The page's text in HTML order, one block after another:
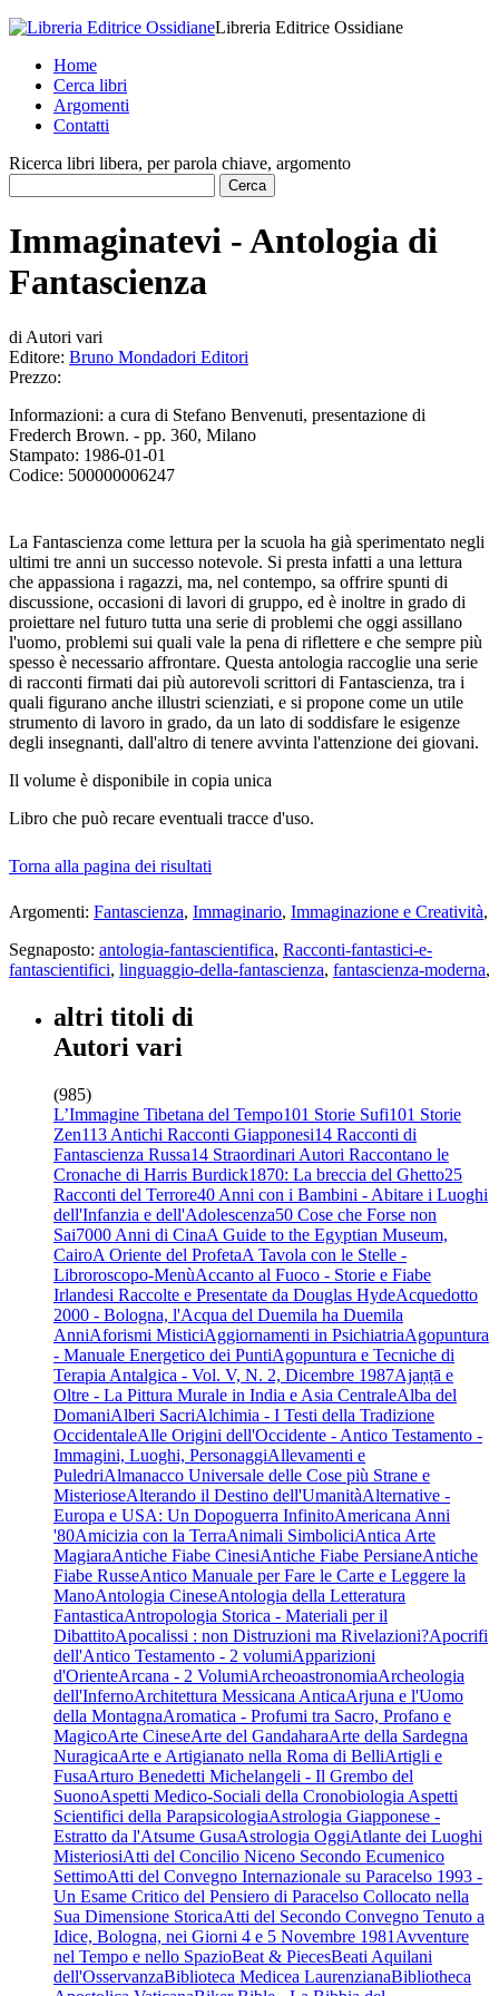
Libreria Editrice Ossidiane
Home
Cerca libri
Argomenti
Contatti
Ricerca libri libera, per parola chiave, argomento
Immaginatevi - Antologia di
Fantascienza
di Autori vari
Editore: Bruno Mondadori Editori
Prezzo:
Informazioni: a cura di Stefano Benvenuti, presentazione di
Frederch Brown. - pp. 360, Milano
Stampato: 1986-01-01
Codice: 500000006247
La Fantascienza come lettura per la scuola ha già sperimentato negli
ultimi tre anni un successo notevole. Si presta infatti a una lettura
che appassiona i ragazzi, ma, nel contempo, sa offrire spunti di
discussione, occasioni di lavori di gruppo, ed è inoltre in grado di
proiettare nel futuro tutta una serie di problemi che oggi assillano
l'uomo, problemi sui quali vale la pena di riflettere e che sempre più
spesso è necessario affrontare. Questa antologia raccoglie una serie
di racconti firmati dai più autorevoli scrittori di Fantascienza, tra i
quali figurano anche illustri scienziati, e si propone come un utile
strumento di lavoro in grado, da un lato di soddisfare le esigenze
degli insegnanti, dall'altro di tenere avvinta l'attenzione dei giovani.
Il volume è disponibile in copia unica
Libro che può recare eventuali tracce d'uso.
Torna alla pagina dei risultati
Argomenti: Fantascienza, Immaginario, Immaginazione e Creatività,
Segnaposto: antologia-fantascientifica, Racconti-fantastici-e-
fantascientifici, linguaggio-della-fantascienza, fantascienza-moderna,
altri titoli di
Autori vari
(985)
L’Immagine Tibetana del Tempo101 Storie Sufi101 Storie
Zen113 Antichi Racconti Giapponesi14 Racconti di
Fantascienza Russa14 Straordinari Autori Raccontano le
Cronache di Harris Burdick1870: La breccia del Ghetto25
Racconti del Terrore40 Anni con i Bambini - Abitare i Luoghi
dell'Infanzia e dell'Adolescenza50 Cose che Forse non
Sai7000 Anni di CinaA Guide to the Egyptian Museum,
CairoA Oriente del ProfetaA Tavola con le Stelle -
Libroroscopo-MenùAccanto al Fuoco - Storie e Fiabe
Irlandesi Raccolte e Presentate da Douglas HydeAcquedotto
2000 - Bologna, l'Acqua del Duemila ha Duemila
AnniAforismi MisticiAggiornamenti in PsichiatriaAgopuntura
- Manuale Energetico dei PuntiAgopuntura e Tecniche di
Terapia Antalgica - Vol. V, N. 2, Dicembre 1987Ajaṇṭā e
Oltre - La Pittura Murale in India e Asia CentraleAlba del
DomaniAlberi SacriAlchimia - I Testi della Tradizione
OccidentaleAlle Origini dell'Occidente - Antico Testamento -
Immagini, Luoghi, PersonaggiAllevamenti e
PuledriAlmanacco Universale delle Cose più Strane e
MisterioseAlterando il Destino dell'UmanitàAlternative -
Europa e USA: Un Dopoguerra InfinitoAmericana Anni
'80Amicizia con la TerraAnimali SimboliciAntica Arte
MagiaraAntiche Fiabe CinesiAntiche Fiabe PersianeAntiche
Fiabe RusseAntico Manuale per Fare le Carte e Leggere la
ManoAntologia CineseAntologia della Letteratura
FantasticaAntropologia Storica - Materiali per il
DibattitoApocalissi : non Distruzioni ma Rivelazioni?Apocrifi
dell'Antico Testamento - 2 volumiApparizioni
d'OrienteArcana - 2 VolumiArcheoastronomiaArcheologia
dell'InfernoArchitettura Messicana AnticaArjuna e l'Uomo
della MontagnaAromatica - Profumi tra Sacro, Profano e
MagicoArte CineseArte del GandaharaArte della Sardegna
NuragicaArte e Artigianato nella Roma di BelliArtigli e
FusaArturo Benedetti Michelangeli - Il Grembo del
SuonoAspetti Medico-Sociali della Cronobiologia Aspetti
Scientifici della ParapsicologiaAstrologia Giapponese -
Estratto da l'Atsume GusaAstrologia OggiAtlante dei Luoghi
MisteriosiAtti del Concilio Niceno Secondo Ecumenico
SettimoAtti del Convegno Internazionale su Paracelso 1993 -
Un Esame Critico del Pensiero di Paracelso Collocato nella
Sua Dimensione StoricaAtti del Secondo Convegno Tenuto a
Idice, Bologna, nei Giorni 4 e 5 Novembre 1981 Avventure
nel Tempo e nello SpazioBeat & PiecesBeati Aquilani
dell'OsservanzaBiblioteca Medicea LaurenzianaBibliotheca